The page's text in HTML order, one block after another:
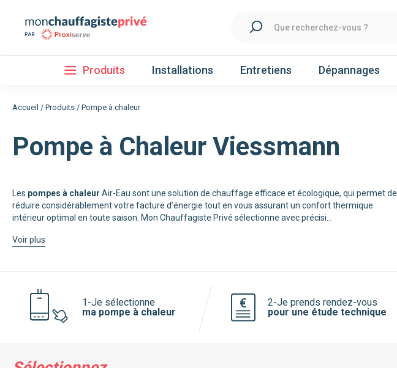
Que recherchez-vous ?
Produits
Installation
Nos Pompes à chaleur
Pompe à chaleur fluide frigorigène R32
Nos marques
Viessmann
Installations Entretiens Dépannages
Accueil / Produits / Pompe à chaleur
Pompe à Chaleur Viessmann
Les pompes à chaleur Air-Eau sont une solution de chauffage efficace et écologique, qui permet de
réduire considérablement votre facture d’énergie tout en vous assurant un confort thermique
intérieur optimal en toute saison. Mon Chauffagiste Privé sélectionne avec précisi
Voir plus
1-Je sélectionne
ma pompe à chaleur
2-Je prends rendez-vous
pour une étude technique